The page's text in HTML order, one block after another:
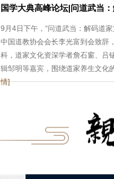
国学大典高峰论坛|问道武当
9月4日下午，“问道武当：解码道
中国道教协会会长李光富到会致辞
科，道家文化资深学者詹石窗、吕
辑邹明等嘉宾，围绕道家养生文化
情]